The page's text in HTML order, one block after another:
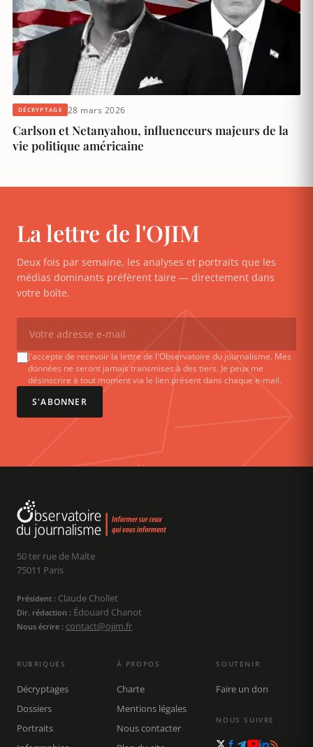
DÉCRYPTAGE 28 mars 2026
Carlson et Netanyahou, influenceurs majeurs de la
vie politique américaine
La lettre de l'OJIM
Deux fois par semaine, les analyses et portraits que les
médias dominants préfèrent taire — directement dans
votre boîte.
J'accepte de recevoir la lettre de l'Observatoire du journalisme. Mes
données ne seront jamais transmises à des tiers. Je peux me
désinscrire à tout moment via le lien présent dans chaque e-mail.
S'ABONNER
50 ter rue de Malte
75011 Paris
Président : Claude Chollet
Dir. rédaction : Édouard Chanot
Nous écrire : contact@ojim.fr
RUBRIQUES
Décryptages
Dossiers
Portraits
À PROPOS
Charte
Mentions légales
Nous contacter
SOUTENIR
Faire un don
NOUS SUIVRE